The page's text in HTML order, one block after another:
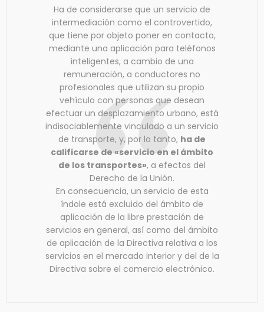
Ha de considerarse que un servicio de
intermediación como el controvertido,
que tiene por objeto poner en contacto,
mediante una aplicación para teléfonos
inteligentes, a cambio de una
remuneración, a conductores no
profesionales que utilizan su propio
vehículo con personas que desean
efectuar un desplazamiento urbano, está
indisociablemente vinculado a un servicio
de transporte, y, por lo tanto, ha de
calificarse de «servicio en el ámbito
de los transportes», a efectos del
Derecho de la Unión.
En consecuencia, un servicio de esta
índole está excluido del ámbito de
aplicación de la libre prestación de
servicios en general, así como del ámbito
de aplicación de la Directiva relativa a los
servicios en el mercado interior y del de la
Directiva sobre el comercio electrónico.